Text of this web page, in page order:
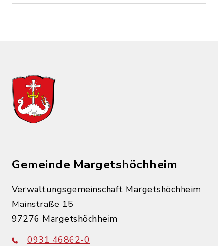
Gemeinde Margetshöchheim
Verwaltungsgemeinschaft Margetshöchheim
Mainstraße 15
97276 Margetshöchheim
0931 46862-0